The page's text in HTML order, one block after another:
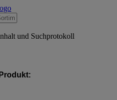
und Suchprotokoll